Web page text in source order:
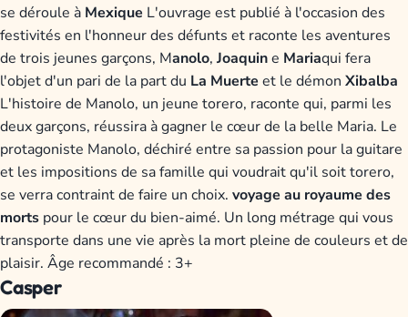
se déroule à Mexique L'ouvrage est publié à l'occasion des
festivités en l'honneur des défunts et raconte les aventures
de trois jeunes garçons, Manolo, Joaquine Mariaqui fera
l'objet d'un pari de la part du La Muerte et le démon Xibalba
L'histoire de Manolo, un jeune torero, raconte qui, parmi les
deux garçons, réussira à gagner le cœur de la belle Maria. Le
protagoniste Manolo, déchiré entre sa passion pour la guitare
et les impositions de sa famille qui voudrait qu'il soit torero,
se verra contraint de faire un choix. voyage au royaume des
morts pour le cœur du bien-aimé. Un long métrage qui vous
transporte dans une vie après la mort pleine de couleurs et de
plaisir. Âge recommandé : 3+
Casper